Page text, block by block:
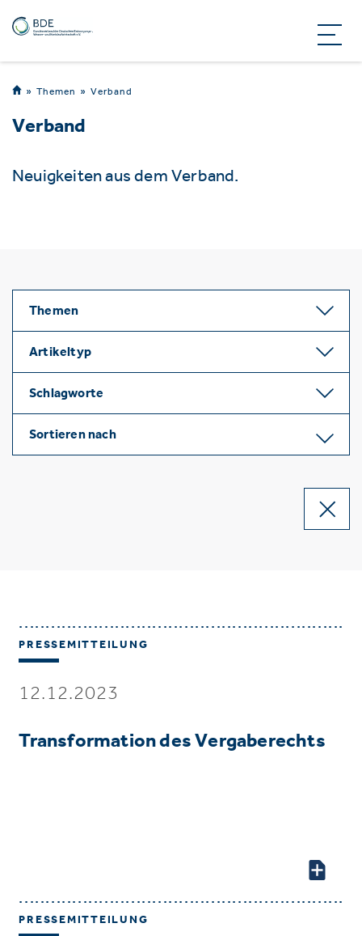
Themen Verband
Verband
Neuigkeiten aus dem Verband.
Themen
Artikeltyp
Schlagworte
Sortieren nach
PRESSEMITTEILUNG
12.12.2023
Transformation des Vergaberechts
PRESSEMITTEILUNG